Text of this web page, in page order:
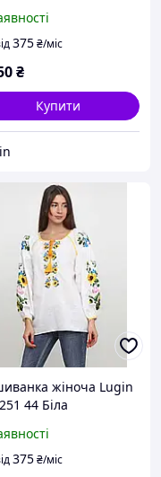
375₴/міс
₴
Купити
жіноча Lugin
44 Біла
375₴/міс